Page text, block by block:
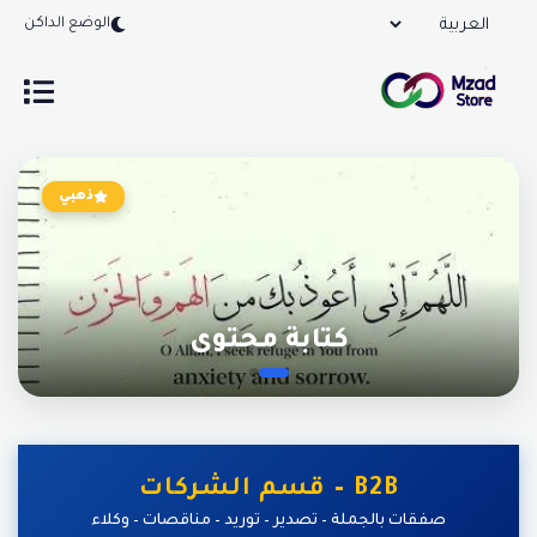
الوضع الداكن
ذهبي
كتابة محتوى
B2B – قسم الشركات
صفقات بالجملة – تصدير – توريد – مناقصات – وكلاء